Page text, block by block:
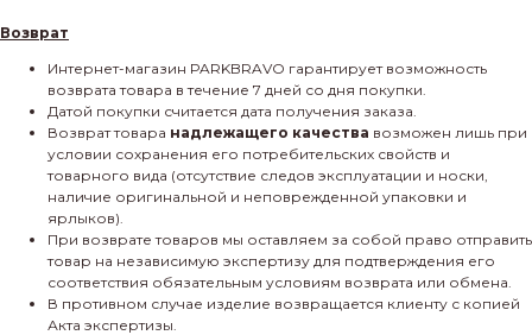
Возврат
Интернет-магазин PARKBRAVO гарантирует возможность
возврата товара в течение 7 дней со дня покупки.
Датой покупки считается дата получения заказа.
Возврат товара надлежащего качества возможен лишь при
условии сохранения его потребительских свойств и
товарного вида (отсутствие следов эксплуатации и носки,
наличие оригинальной и неповрежденной упаковки и
ярлыков).
При возврате товаров мы оставляем за собой право отправить
товар на независимую экспертизу для подтверждения его
соответствия обязательным условиям возврата или обмена.
В противном случае изделие возвращается клиенту с копией
Акта экспертизы.